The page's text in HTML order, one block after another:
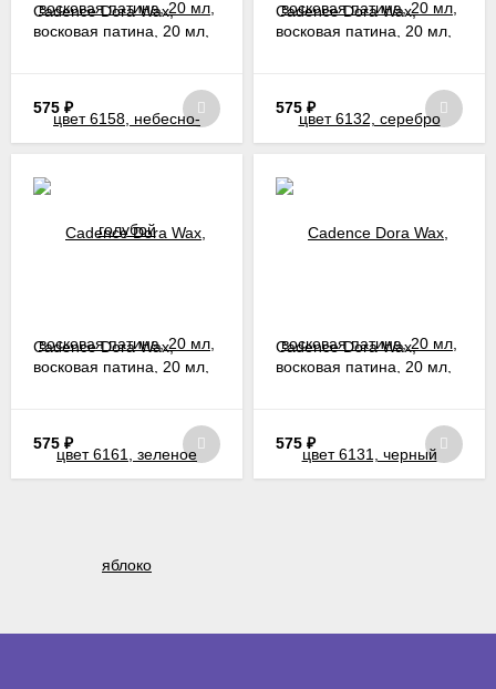
Cadence Dora Wax,
восковая патина, 20 мл,
575 ₽
Cadence Dora Wax,
восковая патина, 20 мл,
575 ₽
Cadence Dora Wax,
восковая патина, 20 мл,
575 ₽
Cadence Dora Wax,
восковая патина, 20 мл,
575 ₽